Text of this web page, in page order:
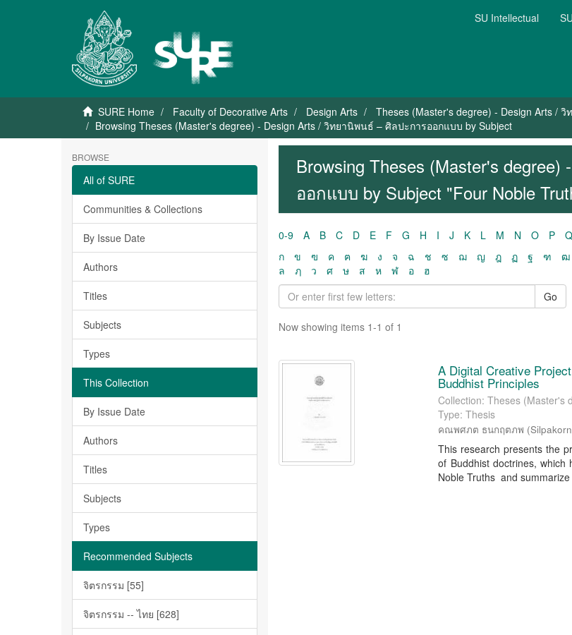
SU Intellectual
SURE Home Faculty of Decorative Arts Design Arts
Theses (Master's degree) - Design Arts /
Browsing Theses (Master's degree) - Design Arts / วิทยานิพนธ์ – ศิลปะการออกแบบ by Subject
BROWSE
All of SURE
Communities & Collections
By Issue Date
Authors
Titles
Subjects
Types
This Collection
By Issue Date
Authors
Titles
Subjects
Types
Recommended Subjects
จิตรกรรม [55]
จิตรกรรม -- ไทย [628]
Browsing Theses (Master's
ออกแบบ by Subject "Four Noble
0-9 A B C D E F G H I J K L M N O P Q
ก
ข ฃ ค ฅ ฆ ง จ ฉ ช ซ ฌ ญ ฎ ฏ ฐ ฑ ฒ
ล
ฦ ว ศ ษ ส ห ฬ อ
ฮ
Go
Now showing items 1-1 of 1
A Digital Creative
Buddhist Principles
Collection: Theses
Type: Thesis
คณพศภต ธนกฤตภพ (
This research presents the
of Buddhist doctrines,
Noble Truths and summarize